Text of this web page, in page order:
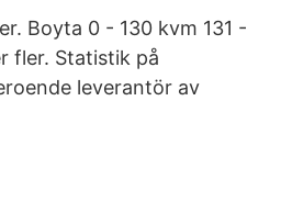
Boyta 0 - 130 kvm 131 -
fler. Statistik på
leverantör av